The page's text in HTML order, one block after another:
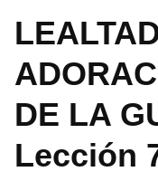
DE LA
Lección